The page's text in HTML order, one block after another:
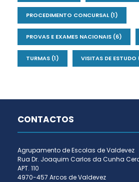
PROCEDIMENTO CONCURSAL(1)
PROVAS E EXAMES NACIONAIS (6)
TURMAS (1) VISITAS DE ESTUDO
CONTACTOS
Agrupamento de Escolas de Valdevez
Rua Dr. Joaquim Carlos da Cunha
APT. 110
4970-457 Arcos de Valdevez